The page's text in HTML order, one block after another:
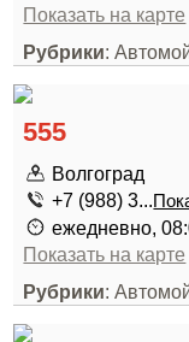
Показать на карте
Рубрики:
555
Волгоград
+7 (988) 3...
ежедневно,
Показать на карте
Рубрики: